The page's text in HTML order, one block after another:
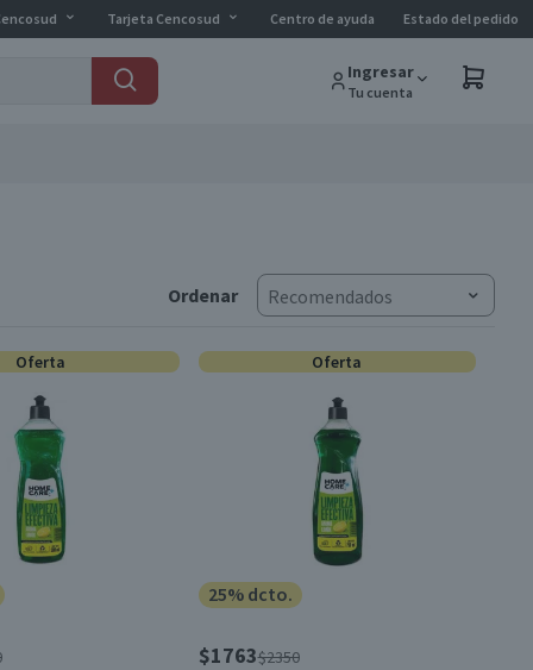
Tarjeta Cencosud Centro de ayuda Estado del pedido
Ingresar
Tu cuenta
Ordenar Recomendados
Oferta Oferta
25% dcto.
$1763$2350